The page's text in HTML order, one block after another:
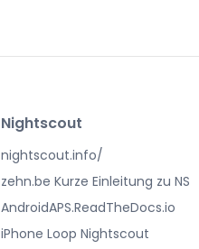
Nightscout
nightscout.info/
zehn.be Kurze Einleitung zu NS
AndroidAPS.ReadTheDocs.io
iPhone Loop Nightscout